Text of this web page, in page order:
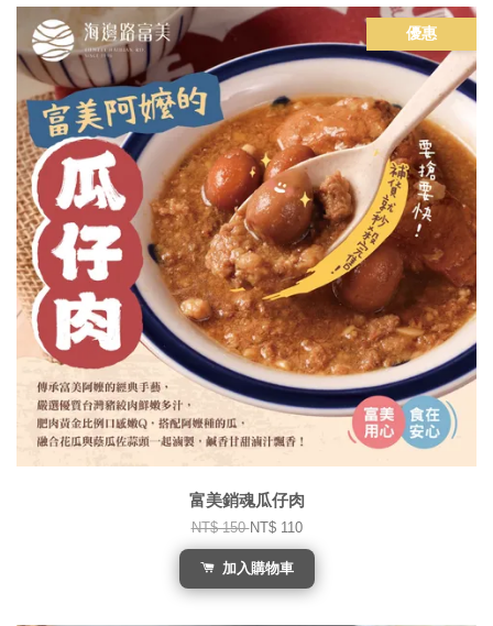
優惠
富美銷魂瓜仔肉
NT$ 150NT$ 110
加入購物車